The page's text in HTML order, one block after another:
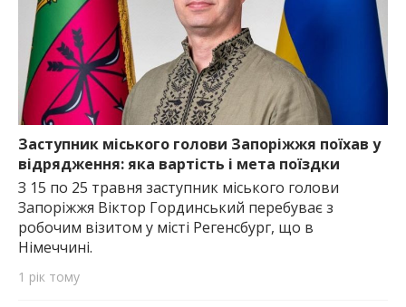
Заступник міського голови Запоріжжя поїхав у
відрядження: яка вартість і мета поїздки
З 15 по 25 травня заступник міського голови
Запоріжжя Віктор Гординський перебуває з
робочим візитом у місті Регенсбург, що в
Німеччині.
1 рік тому